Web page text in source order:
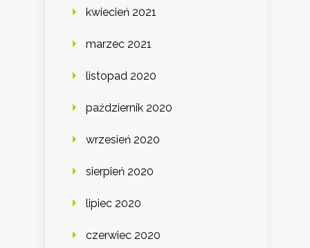
kwiecień 2021
marzec 2021
listopad 2020
październik 2020
wrzesień 2020
sierpień 2020
lipiec 2020
czerwiec 2020